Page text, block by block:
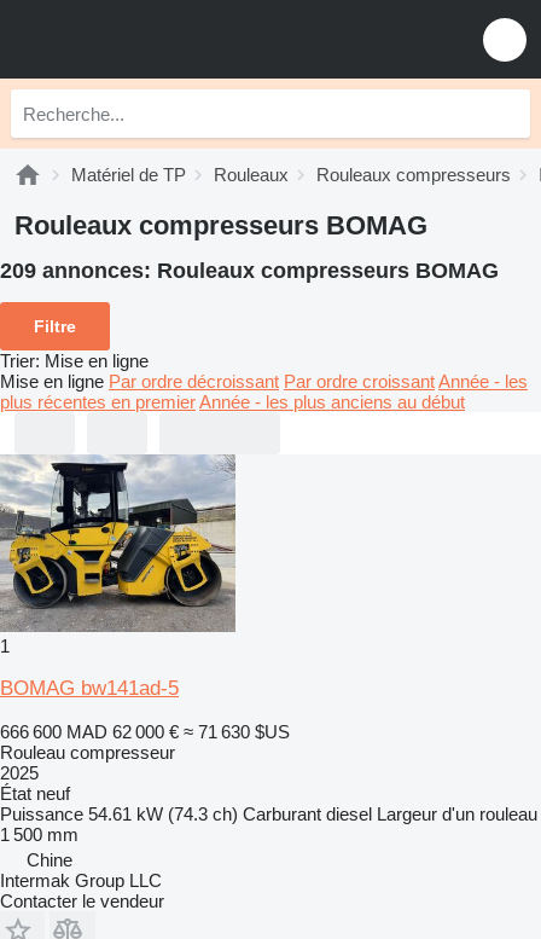
Matériel de TP Rouleaux Rouleaux compresseurs
Rouleaux compresseurs BOMAG
209 annonces: Rouleaux compresseurs BOMAG
Filtre
Trier: Mise en ligne
Mise en ligne Par ordre décroissant Par ordre croissantAnnée - les
plus récentes en premierAnnée - les plus anciens au début
1
BOMAG bw141ad-5
666 600 MAD 62 000 € ≈ 71 630 $US
Rouleau compresseur
2025
État neuf
Puissance 54.61 kW (74.3 ch) Carburant diesel Largeur d'un rouleau
1 500 mm
Chine
Intermak Group LLC
Contacter le vendeur